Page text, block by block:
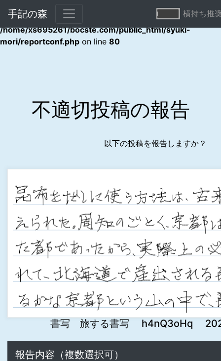
Warning: Undefined array key "error" in
/home/xs695261/bocste.com/public_html/syuki-
mori/reportconf.php on line 80
手記の森 横持ち推
不適切投稿の報告
以下の投稿を報告しますか？
書写 旅する書写 h4nQ3oHq
報告内容（複数選択可）